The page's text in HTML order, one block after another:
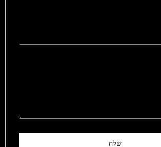
שלח